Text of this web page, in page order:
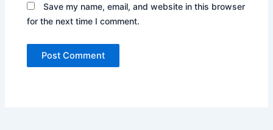
Save my name, email, and website in this browser
for the next time I comment.